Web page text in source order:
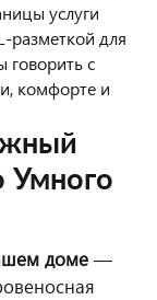
услуги
разметкой для
говорить с
комфорте и
Умного
доме —